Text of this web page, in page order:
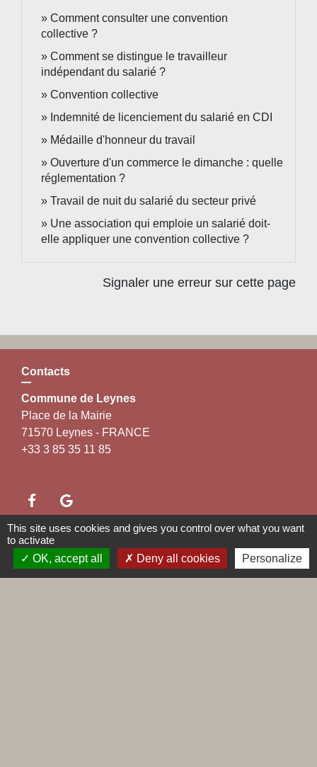
Comment consulter une convention
collective ?
Comment se distingue le travailleur
indépendant du salarié ?
Convention collective
Indemnité de licenciement du salarié en CDI
Médaille d'honneur du travail
Ouverture d'un commerce le dimanche : quelle
réglementation ?
Travail de nuit du salarié du secteur privé
Une association qui emploie un salarié doit-
elle appliquer une convention collective ?
Signaler une erreur sur cette page
Contacts
Commune de Leynes
Place de la Mairie
71570 Leynes - FRANCE
+33 3 85 35 11 85
Liens
Maconnais Beaujolais Agglomération
This site uses cookies and gives you control over what you want
to activate
OK, accept all
Deny all cookies Personalize